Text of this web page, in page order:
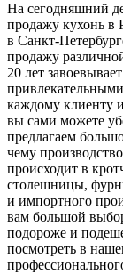
На сегодняшний
продажу кухонь в
в Санкт-
продажу
20 лет
каждому клиенту
вы сами можете
предлагаем
чему
происходит в
столешницы,
и импортного
вам большой
подороже и
посмотреть в